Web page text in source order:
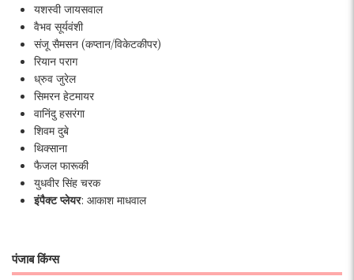
यशस्वी जायसवाल
वैभव सूर्यवंशी
संजू सैमसन (कप्तान/विकेटकीपर)
रियान पराग
ध्रुव जुरेल
सिमरन हेटमायर
वानिंदु हसरंगा
शिवम दुबे
थिक्साना
फैजल फारूकी
युधवीर सिंह चरक
इंपैक्ट प्लेयर: आकाश माधवाल
पंजाब किंग्स